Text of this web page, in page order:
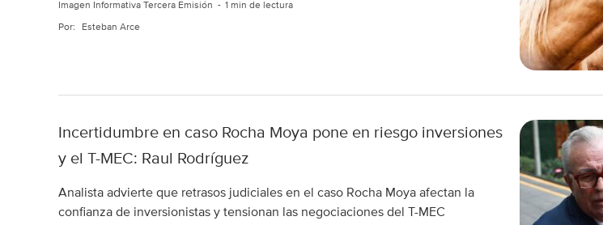
Imagen Informativa Tercera Emisión 1 min de lectura
Por: Esteban Arce
Incertidumbre en caso Rocha Moya pone en riesgo inversiones
y el T-MEC: Raul Rodríguez
Analista advierte que retrasos judiciales en el caso Rocha Moya afectan la
confianza de inversionistas y tensionan las negociaciones del T-MEC